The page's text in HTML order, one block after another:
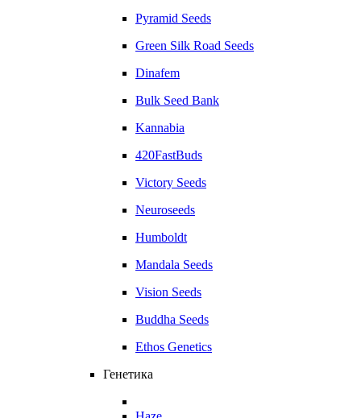
Pyramid Seeds
Green Silk Road Seeds
Dinafem
Bulk Seed Bank
Kannabia
420FastBuds
Victory Seeds
Neuroseeds
Humboldt
Mandala Seeds
Vision Seeds
Buddha Seeds
Ethos Genetics
Генетика